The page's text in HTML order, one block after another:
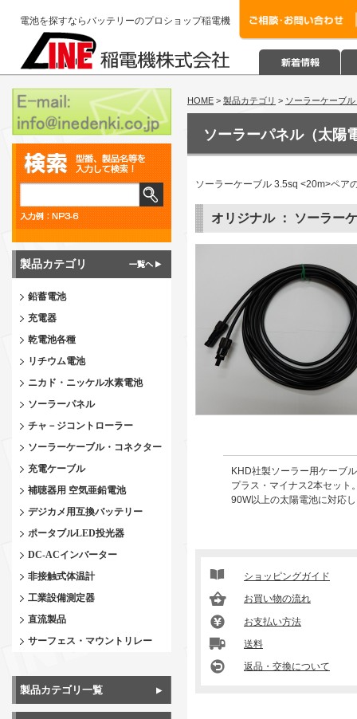
電池を探すならバッテリーのプロショップ稲電機
製品カテゴリ
鉛蓄電池
充電器
乾電池各種
リチウム電池
ニカド・ニッケル水素電池
ソーラーパネル
チャ－ジコントローラー
ソーラーケーブル・コネクター
充電ケーブル
補聴器用 空気亜鉛電池
デジカメ用互換バッテリー
ポータブルLED投光器
DC-ACインバーター
非接触式体温計
工業設備測定器
直流製品
サーフェス・マウントリレー
製品カテゴリ一覧
HOME > 製品カテゴリ > ソーラーケーブ
ソーラーパネル（太陽
ソーラーケーブル 3.5sq <20m>ペア
オリジナル ： ソーラー
KHD社製ソーラー用ケーブ
プラス・マイナス2本セッ ト
90W以上の太陽電池に対応
ショッピングガイド
お買い物の流れ
お支払い方法
送料
返品・交換について